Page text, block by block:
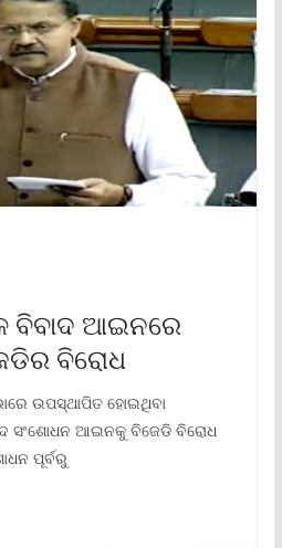
ବିବାଦ ଆଇନରେ
ବିରୋଧ
ଉପସ୍ଥାପିତ ହୋଇଥିବା
ସଂଶୋଧନ ଆଇନକୁ ବିଜେଡି ବିରୋଧ
ପୂର୍ବରୁ